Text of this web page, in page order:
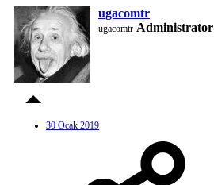
ugacomtr
ugacomtr Administrator
30 Ocak 2019